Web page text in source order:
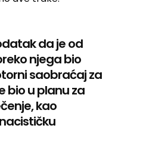
da je od
njega bio
saobraćaj za
bio u planu za
kao